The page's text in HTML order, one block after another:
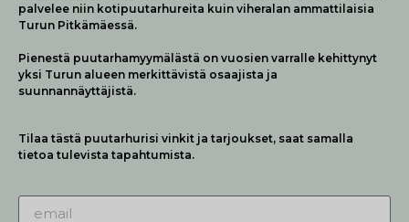
palvelee niin kotipuutarhureita kuin viheralan ammattilaisia
Turun Pitkämäessä.
Pienestä puutarhamyymälästä on vuosien varralle kehittynyt
yksi Turun alueen merkittävistä osaajista ja
suunnannäyttäjistä.
Tilaa tästä puutarhurisi vinkit ja tarjoukset, saat samalla
tietoa tulevista tapahtumista.